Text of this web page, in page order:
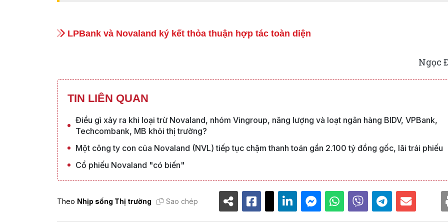
‏LPBank và Novaland ký kết thỏa thuận hợp tác toàn diện
Ngọc
TIN LIÊN QUAN
Điều gì xảy ra khi loại trừ Novaland, nhóm Vingroup, năng lượng và loạt ngân hàng BIDV, VPBank,
Techcombank, MB khỏi thị trường?
Một công ty con của Novaland (NVL) tiếp tục chậm thanh toán gần 2.100 tỷ đồng gốc, lãi trái phiếu
Cổ phiếu Novaland "có biến"
Theo Nhịp sống Thị trường Sao chép